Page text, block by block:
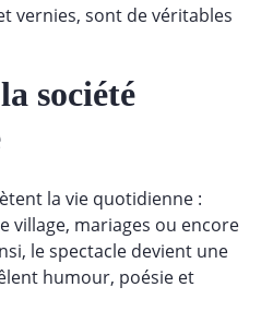
vernies, sont de véritables
société
la vie quotidienne :
village, mariages ou encore
le spectacle devient une
humour, poésie et